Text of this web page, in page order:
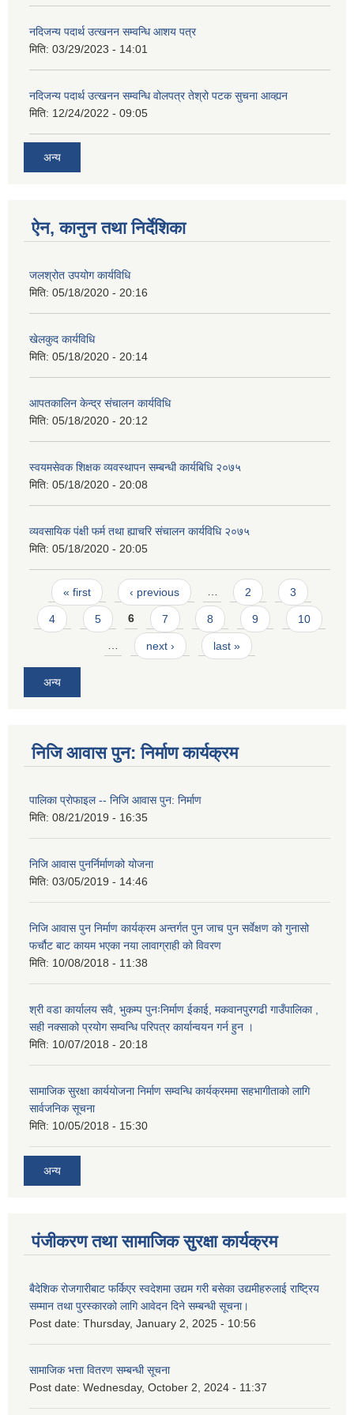
नदिजन्य पदार्थ उत्खनन सम्वन्धि आशय पत्र
मिति: 03/29/2023 - 14:01
नदिजन्य पदार्थ उत्खनन सम्वन्धि वोलपत्र तेश्रो पटक सुचना आव्ह्यन
मिति: 12/24/2022 - 09:05
अन्य
ऐन, कानुन तथा निर्देशिका
जलश्रोत उपयोग कार्यविधि
मिति: 05/18/2020 - 20:16
खेलकुद कार्यविधि
मिति: 05/18/2020 - 20:14
आपतकालिन केन्द्र संचालन कार्यविधि
मिति: 05/18/2020 - 20:12
स्वयमसेवक शिक्षक व्यवस्थापन सम्बन्धी कार्यबिधि २०७५
मिति: 05/18/2020 - 20:08
व्यवसायिक पंक्षी फर्म तथा ह्याचरि संचालन कार्यविधि २०७५
मिति: 05/18/2020 - 20:05
Pages
« first ‹ previous … 2 3
4 5 6 7 8 9 10
… next › last »
अन्य
निजि आवास पुन: निर्माण कार्यक्रम
पालिका प्राेफाइल -- निजि आवास पुन: निर्माण
मिति: 08/21/2019 - 16:35
निजि आवास पुनर्निर्माणको योजना
मिति: 03/05/2019 - 14:46
निजि आवास पुन निर्माण कार्यक्रम अन्तर्गत पुन जाच पुन सर्वेक्षण को गुनासो
फर्चौट बाट कायम भएका नया लावाग्राही को विवरण
मिति: 10/08/2018 - 11:38
श्री वडा कार्यालय सवै, भुकम्प पुनःनिर्माण ईकाई, मकवानपुरगढी गाउँपालिका ,
सही नक्साको प्रयोग सम्वन्धि परिपत्र कार्यान्वयन गर्न हुन ।
मिति: 10/07/2018 - 20:18
सामाजिक सुरक्षा कार्ययोजना निर्माण सम्वन्धि कार्यक्रममा सहभागीताको लागि
सार्वजनिक सूचना
मिति: 10/05/2018 - 15:30
अन्य
पंजीकरण तथा सामाजिक सुरक्षा कार्यक्रम
बैदेशिक रोजगारीबाट फर्किएर स्वदेशमा उद्यम गरी बसेका उद्यमीहरुलाई राष्‍ट्रिय
सम्मान तथा पुरस्कारको लागि आवेदन दिने सम्बन्धी सूचना।
Post date: Thursday, January 2, 2025 - 10:56
सामाजिक भत्ता वितरण सम्बन्धी सूचना
Post date: Wednesday, October 2, 2024 - 11:37